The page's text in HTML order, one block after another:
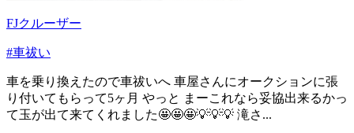
FJクルーザー
#車祓い
車を乗り換えたので車祓いへ 車屋さんにオークションに張
り付いてもらって5ヶ月 やっと まーこれなら妥協出来るかっ
て玉が出て来てくれました🤩🤩🤩💡💡💡 滝さ...